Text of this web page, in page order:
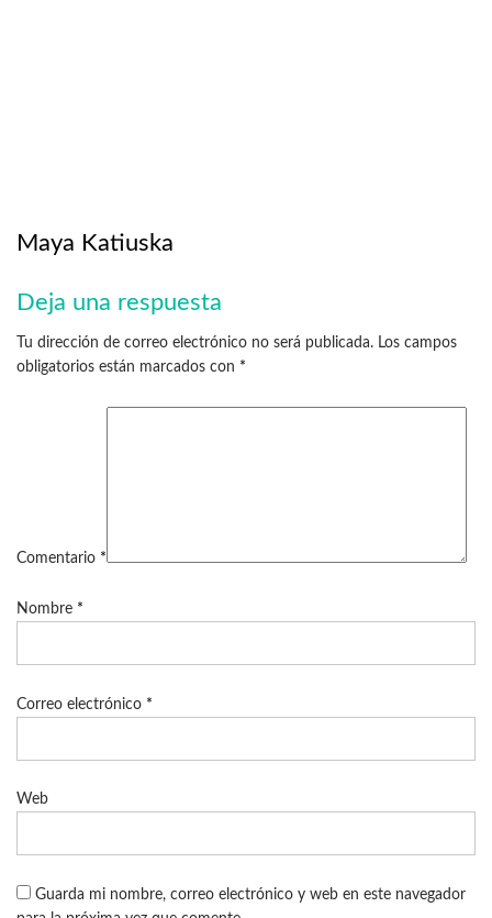
Maya Katiuska
Deja una respuesta
Tu dirección de correo electrónico no será publicada. Los campos
obligatorios están marcados con *
Comentario *
Nombre *
Correo electrónico *
Web
Guarda mi nombre, correo electrónico y web en este navegador